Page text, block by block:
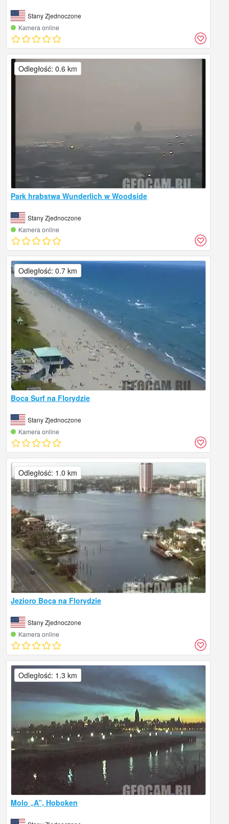
Stany Zjednoczone
Kamera online
Park hrabstwa Wunderlich w Woodside
Stany Zjednoczone
Kamera online
Odległość: 0.6 km
Boca Surf na Florydzie
Stany Zjednoczone
Kamera online
Odległość: 0.7 km
Jezioro Boca na Florydzie
Stany Zjednoczone
Kamera online
Odległość: 1.0 km
Molo „A”, Hoboken
Odległość: 1.3 km